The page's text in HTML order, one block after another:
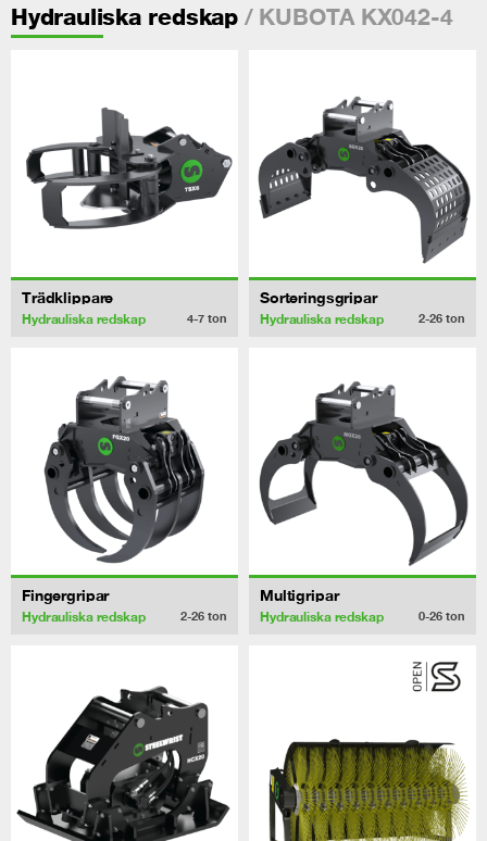
Hydrauliska redskap/ KUBOTA KX042-4
Trädklippare
Hydrauliska redskap 4-7 ton
Sorteringsgripar
Hydrauliska redskap 2-26 ton
Fingergripar
Hydrauliska redskap 2-26 ton
Multigripar
Hydrauliska redskap 0-26 ton